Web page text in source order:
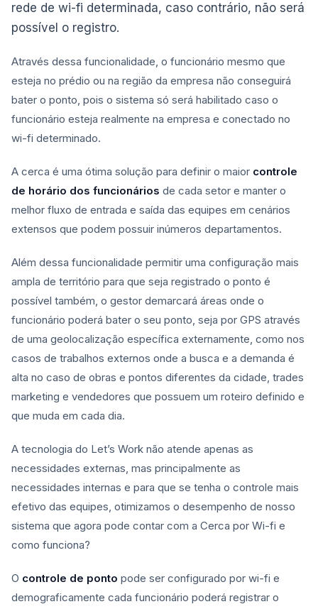
rede de wi-fi determinada, caso contrário, não será
possível o registro.
Através dessa funcionalidade, o funcionário mesmo que
esteja no prédio ou na região da empresa não conseguirá
bater o ponto, pois o sistema só será habilitado caso o
funcionário esteja realmente na empresa e conectado no
wi-fi determinado.
A cerca é uma ótima solução para definir o maior controle
de horário dos funcionários de cada setor e manter o
melhor fluxo de entrada e saída das equipes em cenários
extensos que podem possuir inúmeros departamentos.
Além dessa funcionalidade permitir uma configuração mais
ampla de território para que seja registrado o ponto é
possível também, o gestor demarcará áreas onde o
funcionário poderá bater o seu ponto, seja por GPS através
de uma geolocalização específica externamente, como nos
casos de trabalhos externos onde a busca e a demanda é
alta no caso de obras e pontos diferentes da cidade, trades
marketing e vendedores que possuem um roteiro definido e
que muda em cada dia.
A tecnologia do Let’s Work não atende apenas as
necessidades externas, mas principalmente as
necessidades internas e para que se tenha o controle mais
efetivo das equipes, otimizamos o desempenho de nosso
sistema que agora pode contar com a Cerca por Wi-fi e
como funciona?
O controle de ponto pode ser configurado por wi-fi e
demograficamente cada funcionário poderá registrar o